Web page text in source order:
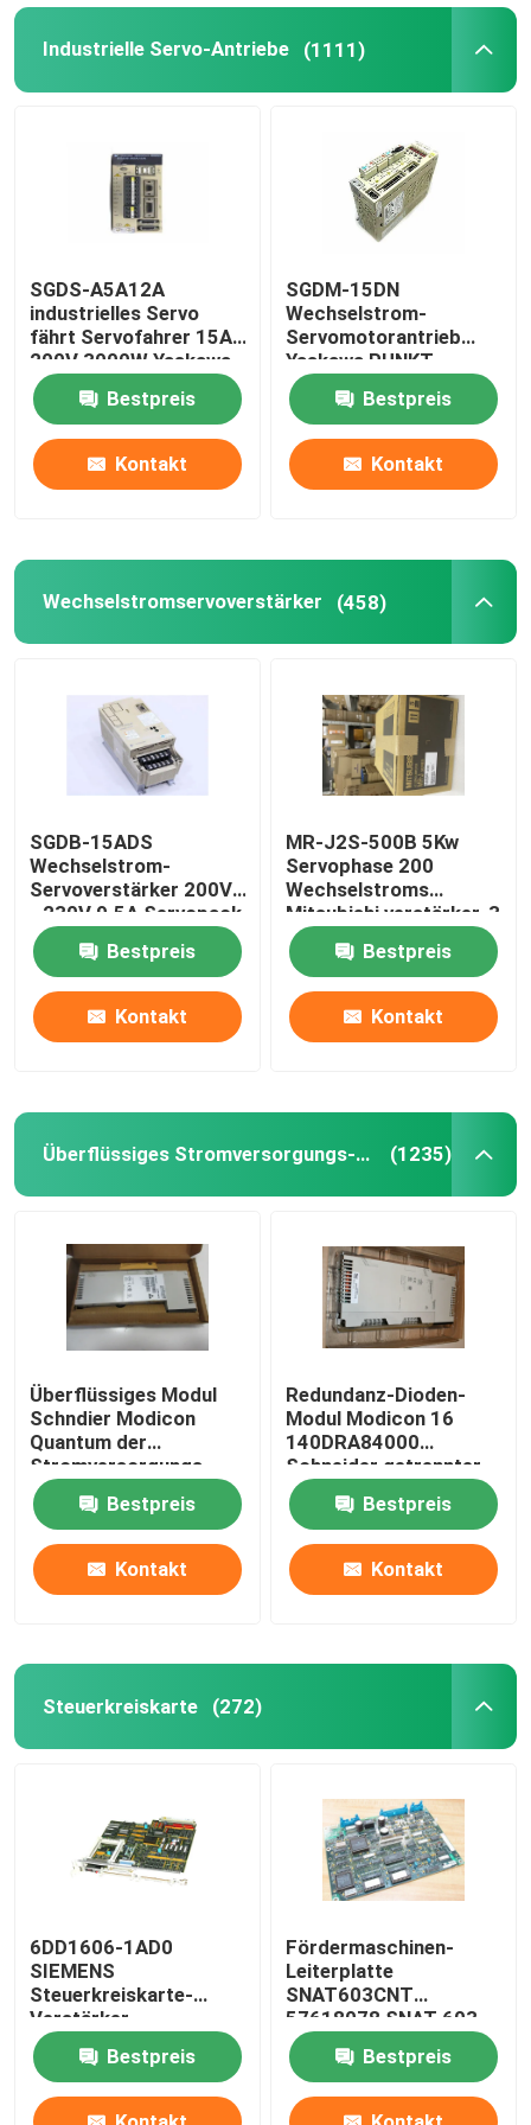
Industrielle Servo-Antriebe (1111)
SGDS-A5A12A
industrielles Servo
fährt Servofahrer 15A
200V 3000W Yaskawa
Bestpreis
Kontakt
SGDM-15DN
Wechselstrom-
Servomotorantrieb
Yaskawa PUNKT
Servopack 0,5
Amperes 32Bestpreis
Kontakt
Wechselstromservoverstärker (458)
SGDB-15ADS
Wechselstrom-
Servoverstärker 200V
- 230V 9.5A Servopack
gab 10 Ampere ein
Bestpreis
Kontakt
MR-J2S-500B 5Kw
Servophase 200
Wechselstroms
Mitsubishi verstärker-3
bis 230VAC 50/60Hz
Bestpreis
Kontakt
Überflüssiges Stromversorgungs-Modul (1235)
Überflüssiges Modul
Schndier Modicon
Quantum der
Stromversorgungs-
140DRC83000
Input/OutputBestpreis
Kontakt
Redundanz-Dioden-
Modul Modicon 16
140DRA84000
Schneider getrennter
Ertrag
Bestpreis
Kontakt
Steuerkreiskarte (272)
6DD1606-1AD0
SIEMENS
Steuerkreiskarte-
Verstärker-
Leiterplatte PT20M
32MHz Bestpreis
Fördermaschinen-
Leiterplatte
SNAT603CNT
57618078 SNAT 603
CNT 61007041 Steuer
Bestpreis